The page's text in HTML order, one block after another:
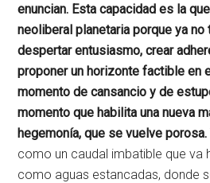
enuncian. Esta capacidad es la
neoliberal planetaria porque ya
despertar entusiasmo, crear
proponer un horizonte factible en
momento de cansancio y de
momento que habilita una nueva
hegemonía, que se vuelve porosa.
como un caudal imbatible que va
como aguas estancadas, donde